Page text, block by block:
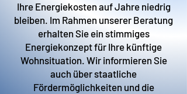
Ihre Energiekosten auf Jahre niedrig
bleiben. Im Rahmen unserer Beratung
erhalten Sie ein stimmiges
Energiekonzept für Ihre künftige
Wohnsituation. Wir informieren Sie
auch über staatliche
Fördermöglichkeiten und die